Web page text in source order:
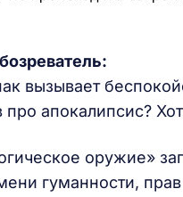
вызывает
апокалипсис?
оружие»
гуманности,